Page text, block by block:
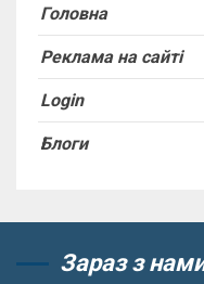
Головна
Реклама на сайті
Login
Блоги
Зараз з